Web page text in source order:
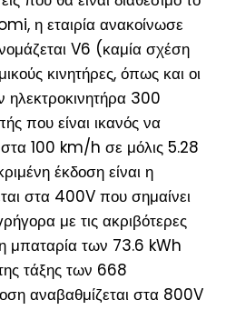
η εταιρία ανακοίνωσε
V6 (καμία σχέση
κινητήρες, όπως και οι
ηλεκτροκινητήρα 300
που είναι ικανός να
100 km/h σε μόλις 5.28
έκδοση είναι η
στα 400V που σημαίνει
με τις ακριβότερες
μπαταρία των 73.6 kWh
τάξης των 668
αναβαθμίζεται στα 800V